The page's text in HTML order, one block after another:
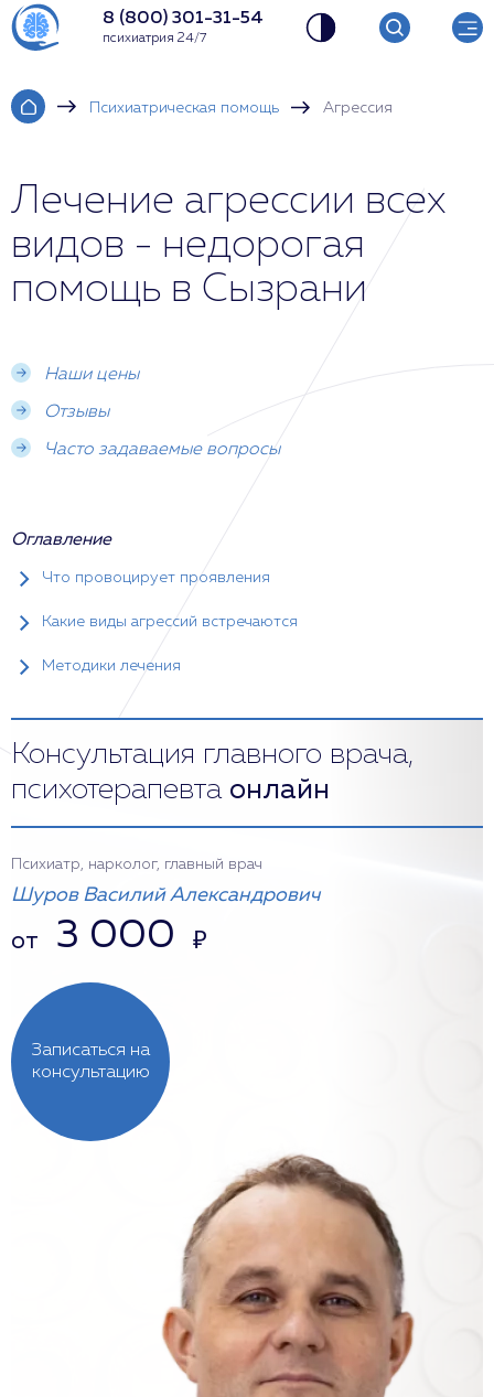
8 (800) 301-31-54
психиатрия 24/7
Психиатрическая помощь Агрессия
Лечение агрессии всех
видов - недорогая
помощь в Сызрани
Наши цены
Отзывы
Часто задаваемые вопросы
Оглавление
Что провоцирует проявления
Какие виды агрессий встречаются
Методики лечения
Консультация главного врача,
психотерапевта онлайн
Записаться на
консультацию
Психиатр, нарколог, главный врач
Шуров Василий Александрович
от 3 000 ₽